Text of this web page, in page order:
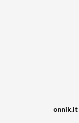
onnik.it